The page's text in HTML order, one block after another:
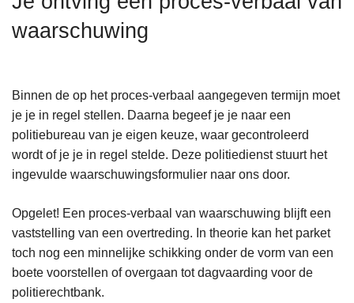
waarschuwing
Binnen de op het proces-verbaal aangegeven termijn moet
je je in regel stellen. Daarna begeef je je naar een
politiebureau van je eigen keuze, waar gecontroleerd
wordt of je je in regel stelde. Deze politiedienst stuurt het
ingevulde waarschuwingsformulier naar ons door.
Opgelet! Een proces-verbaal van waarschuwing blijft een
vaststelling van een overtreding. In theorie kan het parket
toch nog een minnelijke schikking onder de vorm van een
boete voorstellen of overgaan tot dagvaarding voor de
politierechtbank.